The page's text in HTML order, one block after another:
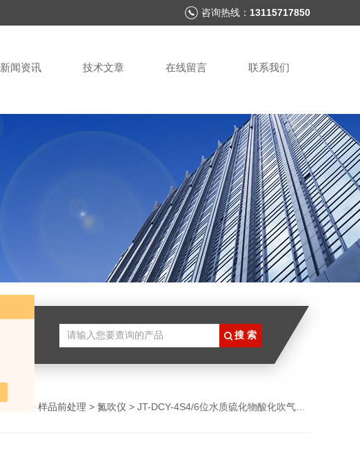
咨询热线： 13115717850
新闻资讯 技术文章 在线留言 联系我们
> 样品前处理 > 氮吹仪 > JT-DCY-4S4/6位水质硫化物酸化吹气仪自动控温恒温